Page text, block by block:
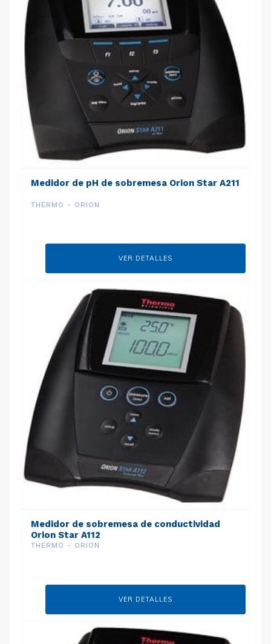
Medidor de pH de sobremesa Orion Star A211
THERMO - ORION
VER DETALLES
Medidor de sobremesa de conductividad
Orion Star A112
THERMO - ORION
VER DETALLES